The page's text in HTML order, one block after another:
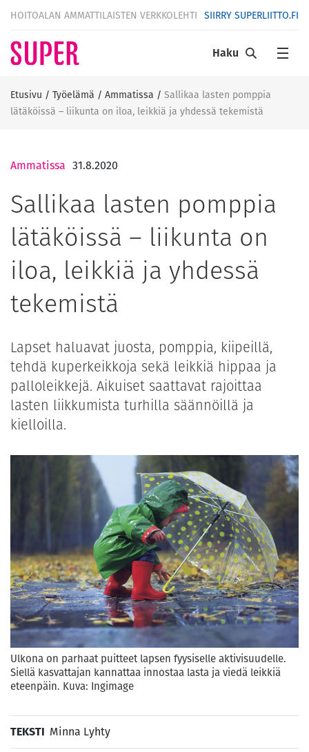
HOITOALAN AMMATTILAISTEN VERKKOLEHTI SIIRRY SUPERLIITTO.FI
Haku
Etusivu / Työelämä / Ammatissa / Sallikaa lasten pomppia
lätäköissä – liikunta on iloa, leikkiä ja yhdessä tekemistä
Ammatissa 31.8.2020
Sallikaa lasten pomppia
lätäköissä – liikunta on
iloa, leikkiä ja yhdessä
tekemistä
Lapset haluavat juosta, pomppia, kiipeillä,
tehdä kuperkeikkoja sekä leikkiä hippaa ja
palloleikkejä. Aikuiset saattavat rajoittaa
lasten liikkumista turhilla säännöillä ja
kielloilla.
Ulkona on parhaat puitteet lapsen fyysiselle aktivisuudelle.
Siellä kasvattajan kannattaa innostaa lasta ja viedä leikkiä
eteenpäin. Kuva: Ingimage
TEKSTI Minna Lyhty